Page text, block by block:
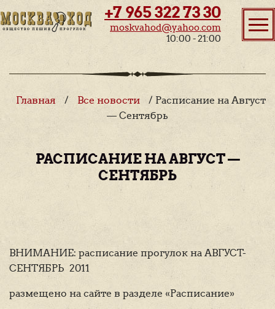
+7 965 322 73 30
moskvahod@yahoo.com
10:00 - 21:00
Главная / Все новости
/ Расписание на Август
— Сентябрь
РАСПИСАНИЕ НА АВГУСТ —
СЕНТЯБРЬ
ВНИМАНИЕ: расписание прогулок на АВГУСТ-
СЕНТЯБРЬ 2011
размещено на сайте в разделе «Расписание»